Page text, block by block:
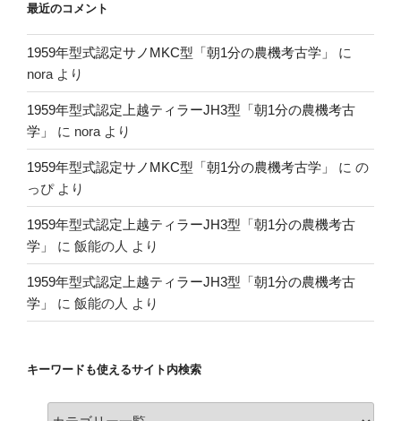
最近のコメント
1959年型式認定サノMKC型「朝1分の農機考古学」
に
nora より
1959年型式認定上越ティラーJH3型「朝1分の農機考古
学」
に nora より
1959年型式認定サノMKC型「朝1分の農機考古学」 に の
っぴより
1959年型式認定上越ティラーJH3型「朝1分の農機考古
学」
に 飯能の人 より
1959年型式認定上越ティラーJH3型「朝1分の農機考古
学」
に 飯能の人 より
キーワードも使えるサイト内検索